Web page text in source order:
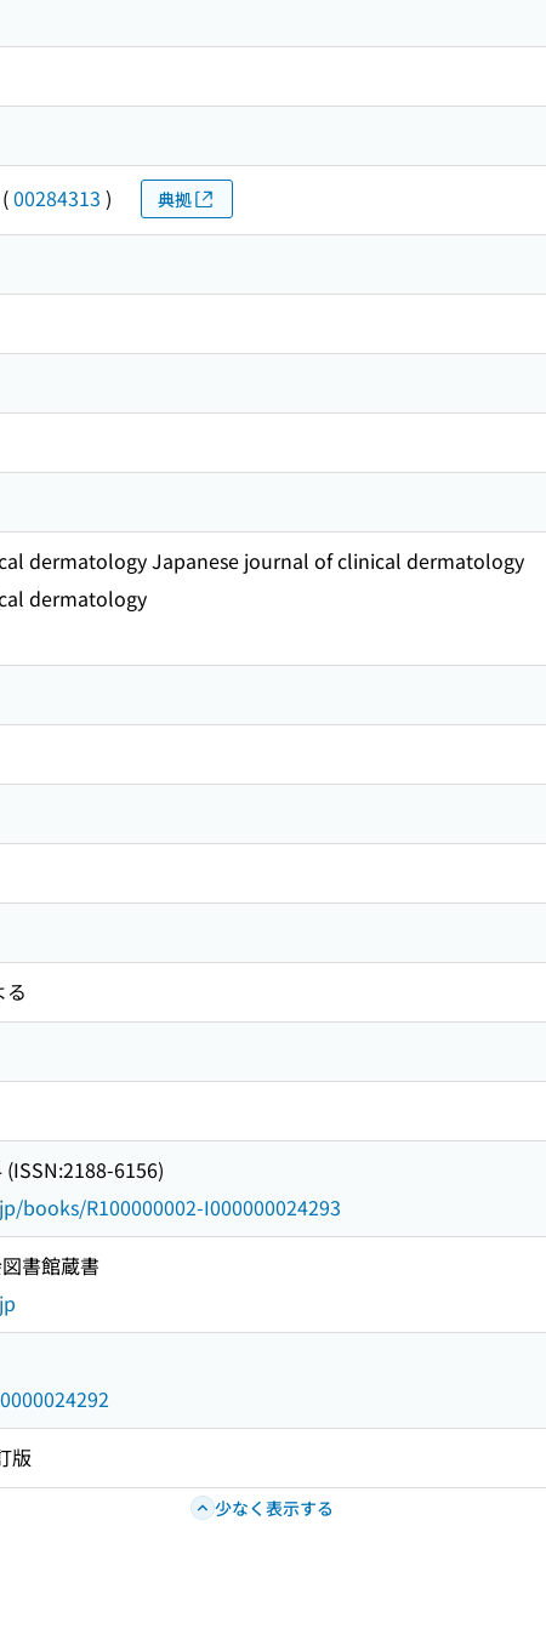
(00284313 ) 典拠
dermatology Japanese journal of clinical dermatology
dermatology
6156)
books/R100000002-I000000024293
書館蔵書
版
少なく表示する